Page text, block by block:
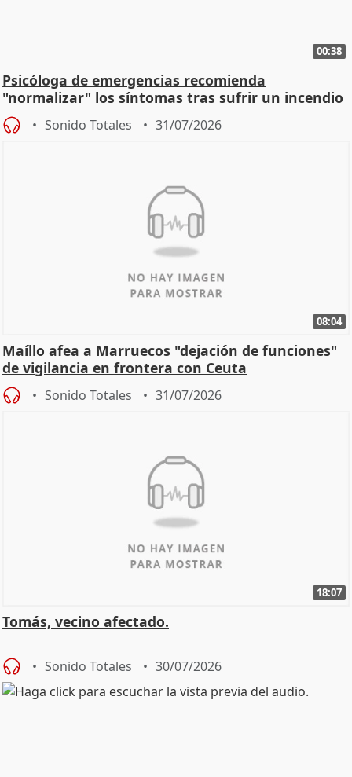
00:38
Psicóloga de emergencias recomienda
"normalizar" los síntomas tras sufrir un incendio
Sonido Totales 31/07/2026
08:04
Maíllo afea a Marruecos "dejación de funciones"
de vigilancia en frontera con Ceuta
Sonido Totales 31/07/2026
18:07
Tomás, vecino afectado.
Sonido Totales 30/07/2026